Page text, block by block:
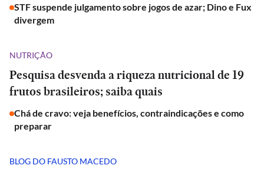
STF suspende julgamento sobre jogos de azar; Dino e Fux
divergem
NUTRIÇÃO
Pesquisa desvenda a riqueza nutricional de 19
frutos brasileiros; saiba quais
Chá de cravo: veja benefícios, contraindicações e como
preparar
BLOG DO FAUSTO MACEDO